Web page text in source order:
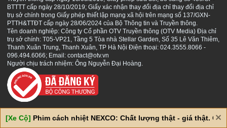
BTTTT cấp ngày 28/10/2019; Giấy xác nhận thay đổi địa chỉ thay đổi địa chỉ
trụ sở chính trong Giấy phép thiết lập mạng xã hội trên mạng số 137/GXN-
PTTH&TTĐT cấp ngày 28/06/2024 của Bộ Thông tin và Truyền thông.
Tên doanh nghiệp: Công ty Cổ phần OTV Truyền thông (OTV Media) Địa chỉ
trụ sở chính: T05-VP21, Tầng 5 Tòa nhà Stellar Garden, Số 35 Lê Văn Thiêm,
Thanh Xuân Trung, Thanh Xuân, TP Hà Nội Điện thoại: 024.3555.8066 -
096.494.6066; Email: contact@otv.vn
Người chịu trách nhiệm: Ông Nguyễn Đại Hoàng.
[Xe Cộ] Phim cách nhiệt NEXCO: Chất lượng thật - giá thật. Giá